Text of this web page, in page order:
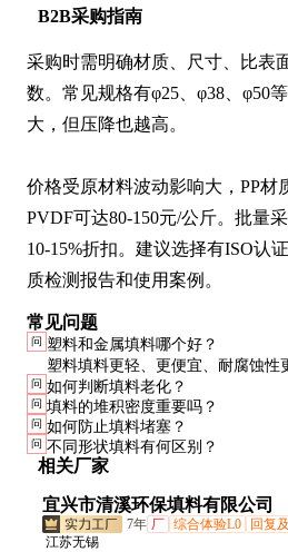
B2B采购指南
采购时需明确材质、尺寸、比表
数。常见规格有φ25、φ38、φ50
大，但压降也越高。
价格受原材料波动影响大，PP材
PVDF可达80-150元/公斤。批量
10-15%折扣。建议选择有ISO认
质检测报告和使用案例。
常见问题
问 塑料和金属填料哪个好？
塑料填料更轻、更便宜、耐腐蚀性
不如金属。高温高压环境选金属，
问 如何判断填料老化？
问 填料的堆积密度重要吗？
问 如何防止填料堵塞？
问 不同形状填料有何区别？
相关厂家
宜兴市清溪环保填料有限公司
7年 厂 综合体验L0 回复
江苏无锡